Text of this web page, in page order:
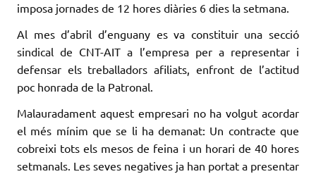
imposa jornades de 12 hores diàries 6 dies la setmana.
Al mes d’abril d’enguany es va constituir una secció
sindical de CNT-AIT a l’empresa per a representar i
defensar els treballadors afiliats, enfront de l’actitud
poc honrada de la Patronal.
Malauradament aquest empresari no ha volgut acordar
el més mínim que se li ha demanat: Un contracte que
cobreixi tots els mesos de feina i un horari de 40 hores
setmanals. Les seves negatives ja han portat a presentar